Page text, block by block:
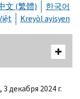
文 (繁體)
한국어
Kreyòl ayisyen
3 декабря 2024 г.